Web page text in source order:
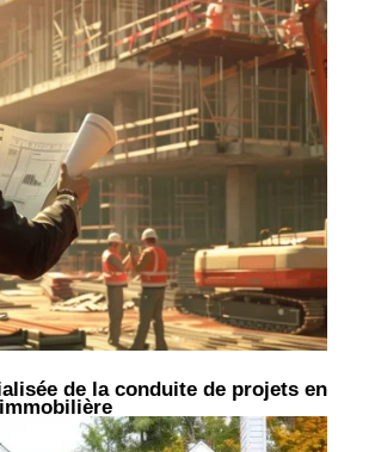
de la conduite de projets en